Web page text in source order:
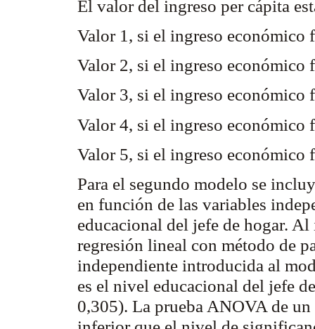
El valor del ingreso per cápita
Valor 1, si el ingreso
Valor 2, si el ingreso
Valor 3, si el ingreso
Valor 4, si el ingreso
Valor 5, si el ingreso
Para el segundo modelo se
en función de las variables
educacional del jefe de hogar.
regresión lineal con método de
independiente introducida al
es el nivel educacional del jefe
0,305). La prueba ANOVA de